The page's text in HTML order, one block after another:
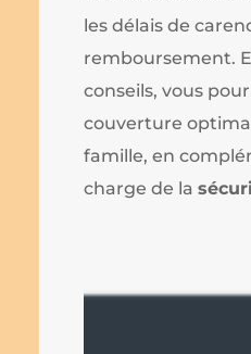
les délais de
remboursement.
conseils, vous
couverture
famille, en
charge de la